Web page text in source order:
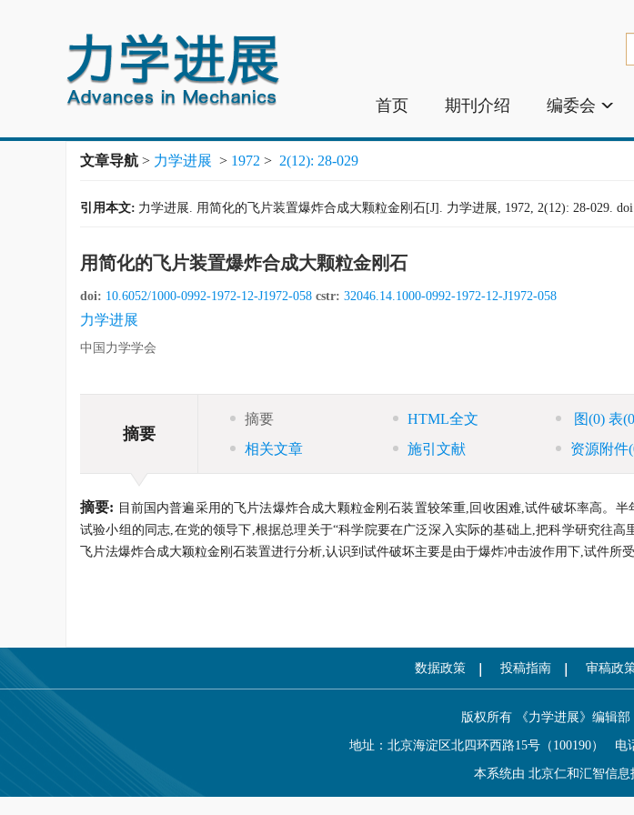
首页 期刊介绍 编委会
文章导航 > 力学进展 > 1972 > 2(12): 28-029
引用本文: 力学进展. 用简化的飞片装置爆炸合成大颗粒金刚石[J]. 力学进展, 1972, 2(12): 28-029.
用简化的飞片装置爆炸合成大颗粒金刚石
doi: 10.6052/1000-0992-1972-12-J1972-058 cstr: 32046.14.1000-0992-1972-12-J1972-058
力学进展
中国力学学会
摘要
摘要 HTML全文 图(0) 表
相关文章
施引文献 资源附件
摘要: 目前国内普遍采用的飞片法爆炸合成大颗粒金刚石装置较笨重,回收困难,试件破坏率高。
试验小组的同志,在党的领导下,根据总理关于“科学院要在广泛深入实际的基础上,把科学研究往高
飞片法爆炸合成大颖粒金刚石装置进行分析,认识到试件破坏主要是由于爆炸冲击波作用下,试件所
数据政策 投稿指南 审稿政
版权所有 《力学进展》编辑部
地址：北京海淀区北四环西路15号（100190） 电
本系统由 北京仁和汇智信息